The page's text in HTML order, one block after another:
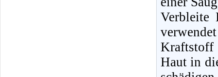
Verbleite
Haut in